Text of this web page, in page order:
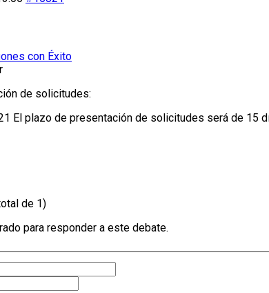
con Éxito
de solicitudes:
El plazo de presentación de solicitudes será de 15
de 1)
para responder a este debate.